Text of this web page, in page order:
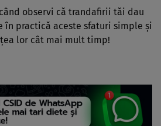
observi că trandafirii tăi dau
în practică aceste sfaturi simple și
lor cât mai mult timp!